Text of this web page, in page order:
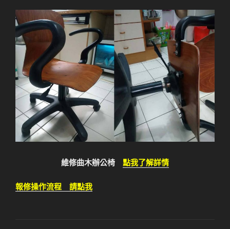
維修曲木辦公椅 點我了解詳情
報修操作流程 請點我